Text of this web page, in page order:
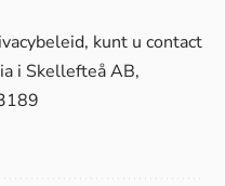
kunt u contact
i Skellefteå AB,